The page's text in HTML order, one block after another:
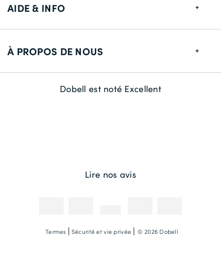
AIDE & INFO
Informations de livraison
Retour
Contactez-nous
À PROPOS DE NOUS
Dobell est noté Excellent
Lire nos avis
Termes Sécurité et vie privée © 2026 Dobell